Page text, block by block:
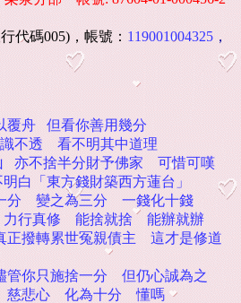
代碼005)，帳號： 119001004325 ，
覆舟 但看你善用幾分
識不透 看不明其中道理
亦不捨半分財予佛家可惜可嘆
白「東方錢財築西方蓮台」
分 變之為三分 一錢化十錢
行真修 能捨就捨 能辦就辦
正撥轉累世冤親債主 這才是修道
你只施捨一分 但仍心誠為之
、慈悲心 化為十分 懂嗎